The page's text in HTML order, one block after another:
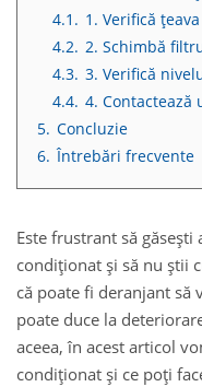
4.1. 1. Verifică
4.2. 2. Schimbă
4.3. 3. Verifică
4.4. 4.
5. Concluzie
6. Întrebări frecvente
Este frustrant să găsești
condiționat și să nu știi
că poate fi deranjant să
poate duce la
aceea, în acest articol
condiționat și ce poți